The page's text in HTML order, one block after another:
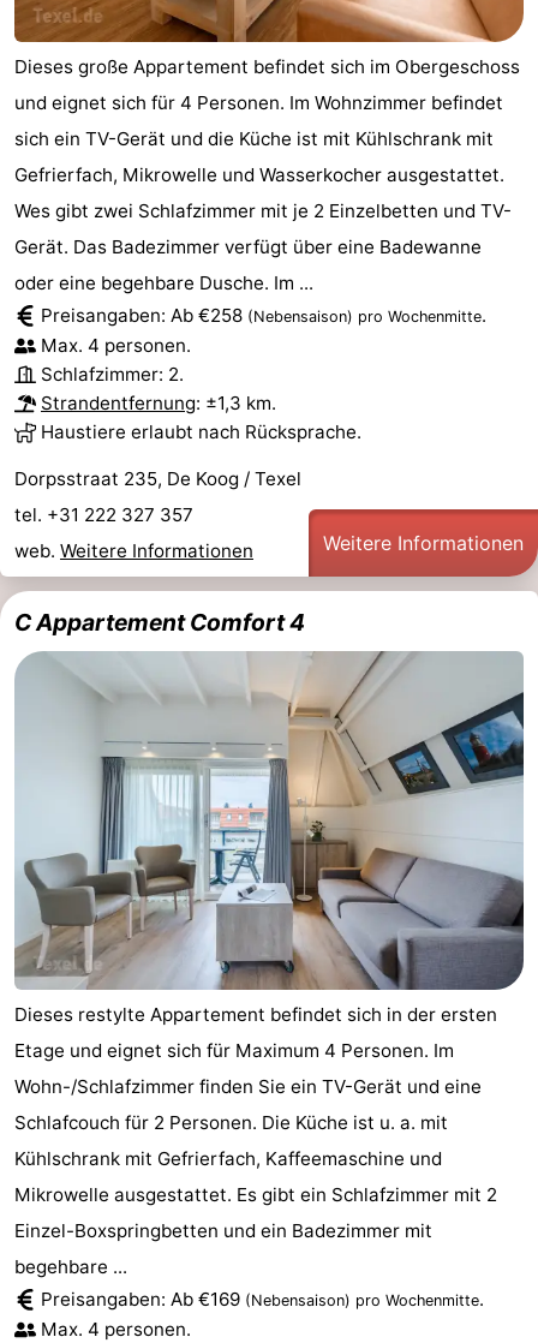
Dieses große Appartement befindet sich im Obergeschoss
und eignet sich für 4 Personen. Im Wohnzimmer befindet
sich ein TV-Gerät und die Küche ist mit Kühlschrank mit
Gefrierfach, Mikrowelle und Wasserkocher ausgestattet.
Wes gibt zwei Schlafzimmer mit je 2 Einzelbetten und TV-
Gerät. Das Badezimmer verfügt über eine Badewanne
oder eine begehbare Dusche. Im ...
Preisangaben: Ab €258 (Nebensaison) pro Wochenmitte.
Max. 4 personen.
Schlafzimmer: 2.
Strandentfernung: ±1,3 km.
Haustiere erlaubt nach Rücksprache.
Dorpsstraat 235, De Koog / Texel
tel. +31 222 327 357
web. Weitere Informationen Weitere Informationen
C Appartement Comfort 4
Dieses restylte Appartement befindet sich in der ersten
Etage und eignet sich für Maximum 4 Personen. Im
Wohn-/Schlafzimmer finden Sie ein TV-Gerät und eine
Schlafcouch für 2 Personen. Die Küche ist u. a. mit
Kühlschrank mit Gefrierfach, Kaffeemaschine und
Mikrowelle ausgestattet. Es gibt ein Schlafzimmer mit 2
Einzel-Boxspringbetten und ein Badezimmer mit
begehbare ...
Preisangaben: Ab €169 (Nebensaison) pro Wochenmitte.
Max. 4 personen.